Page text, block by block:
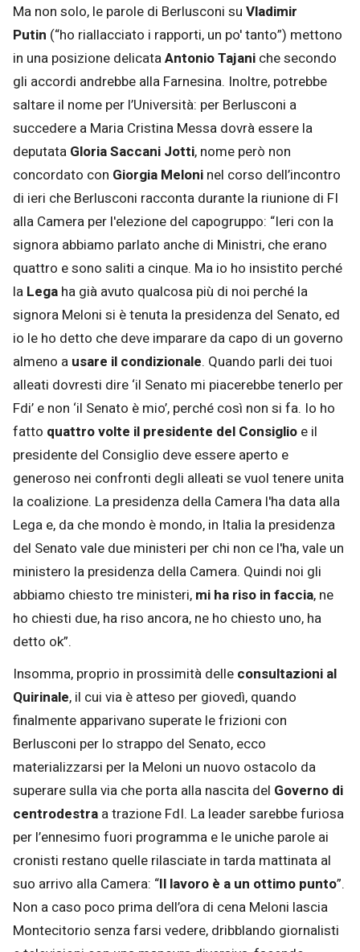
Ma non solo, le parole di Berlusconi su Vladimir
Putin (“ho riallacciato i rapporti, un po' tanto”) mettono
in una posizione delicataAntonio Tajani che secondo
gli accordi andrebbe alla Farnesina. Inoltre, potrebbe
saltare il nome per l’Università: per Berlusconi a
succedere a Maria Cristina Messa dovrà essere la
deputata Gloria Saccani Jotti, nome però non
concordato con Giorgia Meloni nel corso dell’incontro
di ieri che Berlusconi racconta durante la riunione di FI
alla Camera per l'elezione del capogruppo: “Ieri con la
signora abbiamo parlato anche di Ministri, che erano
quattro e sono saliti a cinque. Ma io ho insistito perché
la Lega ha già avuto qualcosa più di noi perché la
signora Meloni si è tenuta la presidenza del Senato, ed
io le ho detto che deve imparare da capo di un governo
almeno a usare il condizionale. Quando parli dei tuoi
alleati dovresti dire ‘il Senato mi piacerebbe tenerlo per
Fdi’ e non ‘il Senato è mio’, perché così non si fa. Io ho
fatto quattro volte il presidente del Consiglio e il
presidente del Consiglio deve essere aperto e
generoso nei confronti degli alleati se vuol tenere unita
la coalizione. La presidenza della Camera l'ha data alla
Lega e, da che mondo è mondo, in Italia la presidenza
del Senato vale due ministeri per chi non ce l'ha, vale un
ministero la presidenza della Camera. Quindi noi gli
abbiamo chiesto tre ministeri, mi ha riso in faccia, ne
ho chiesti due, ha riso ancora, ne ho chiesto uno, ha
detto ok”.
Insomma, proprio in prossimità delle consultazioni al
Quirinale, il cui via è atteso per giovedì, quando
finalmente apparivano superate le frizioni con
Berlusconi per lo strappo del Senato, ecco
materializzarsi per la Meloni un nuovo ostacolo da
superare sulla via che porta alla nascita del Governo di
centrodestra a trazione FdI. La leader sarebbe furiosa
per l’ennesimo fuori programma e le uniche parole ai
cronisti restano quelle rilasciate in tarda mattinata al
suo arrivo alla Camera: “Il lavoro è a un ottimo punto”.
Non a caso poco prima dell’ora di cena Meloni lascia
Montecitorio senza farsi vedere, dribblando giornalisti